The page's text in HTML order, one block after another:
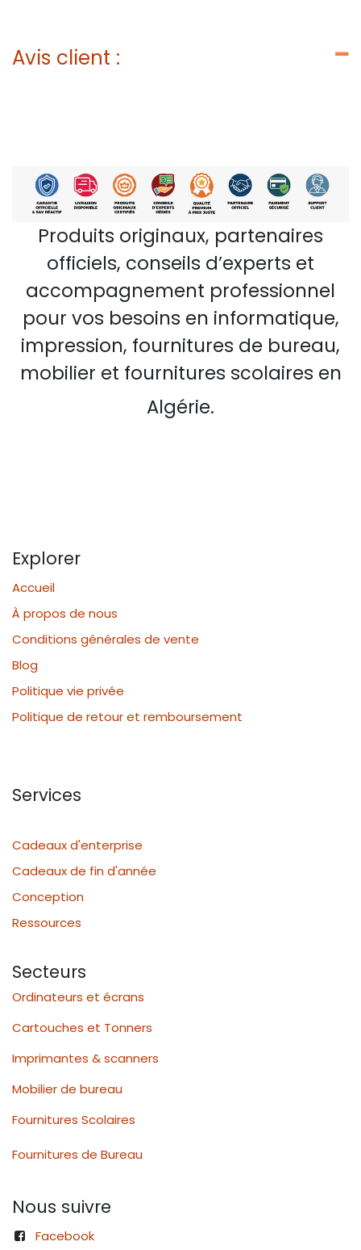
Avis client :
Produits originaux, partenaires
officiels, conseils d’experts et
accompagnement professionnel
pour vos besoins en informatique,
impression, fournitures de bureau,
mobilier et fournitures scolaires en
Algérie.
Explorer
Accueil
À propos de nous
Conditions générales de vente
Blog
Politique vie privée
Politique de retour et remboursement
Services
Cadeaux d'enterprise
Cadeaux de fin d'année
Conception
Ressources
Secteurs
Ordinateurs et écrans
Cartouches et Tonners
Imprimantes & scanners
Mobilier de bureau
Fournitures Scolaires
Fournitures de Bureau
Nous suivre
Facebook